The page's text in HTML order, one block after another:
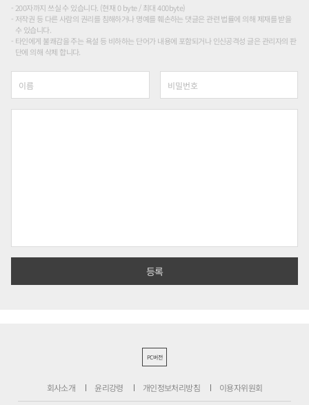
200자까지 쓰실 수 있습니다. (현재 0 byte / 최대 400byte)
저작권 등 다른 사람의 권리를 침해하거나 명예를 훼손하는 댓글은 관련 법률에 의해 제재를 받을
수 있습니다.
타인에게 불쾌감을 주는 욕설 등 비하하는 단어가 내용에 포함되거나 인신공격성 글은 관리자의 판
단에 의해 삭제 합니다.
PC버전
회사소개 윤리강령 개인정보처리방침 이용자위원회